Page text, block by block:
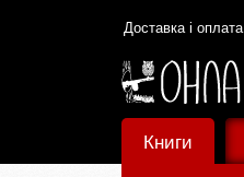
Доставка і оплата
Книги